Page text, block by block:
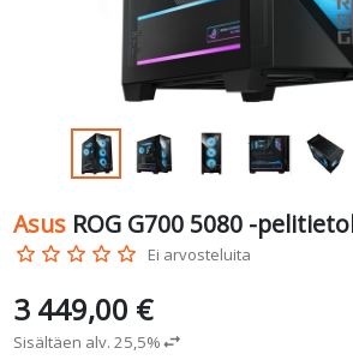
Asus ROG G700 5080 -
star_border star_border star_border star_border star_border Ei arvosteluita
3 449,00 €
Sisältäen alv. 25,5%swap_horiz